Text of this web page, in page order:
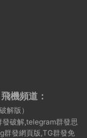
飛機頻道：
解版）
破解,telegram群發思
群發網頁版,TG群發免